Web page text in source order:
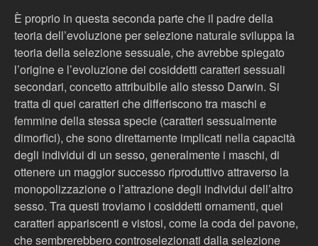
È proprio in questa seconda parte che il padre della
teoria dell’evoluzione per selezione naturale sviluppa la
teoria della selezione sessuale, che avrebbe spiegato
l’origine e l’evoluzione dei cosiddetti caratteri sessuali
secondari, concetto attribuibile allo stesso Darwin. Si
tratta di quei caratteri che differiscono tra maschi e
femmine della stessa specie (caratteri sessualmente
dimorfici), che sono direttamente implicati nella capacità
degli individui di un sesso, generalmente i maschi, di
ottenere un maggior successo riproduttivo attraverso la
monopolizzazione o l’attrazione degli individui dell’altro
sesso. Tra questi troviamo i cosiddetti ornamenti, quei
caratteri appariscenti e vistosi, come la coda del pavone,
che sembrerebbero controselezionati dalla selezione